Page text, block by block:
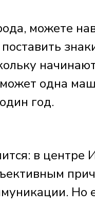
можете
одна
год.
в центре
Но